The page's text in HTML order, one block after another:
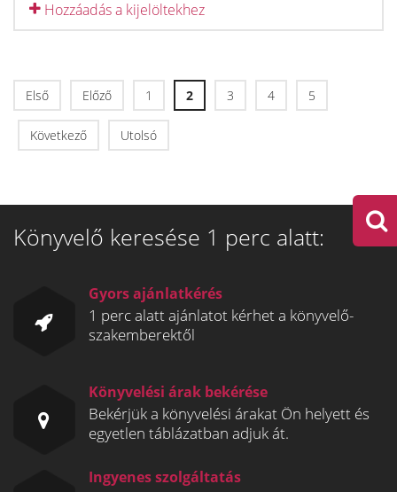
Hozzáadás a kijelöltekhez
Első Előző 1 2 3 4 5
Következő Utolsó
Könyvelő keresése 1 perc alatt:
Gyors ajánlatkérés
1 perc alatt ajánlatot kérhet a könyvelő-
szakemberektől
Könyvelési árak bekérése
Bekérjük a könyvelési árakat Ön helyett és
egyetlen táblázatban adjuk át.
Ingyenes szolgáltatás